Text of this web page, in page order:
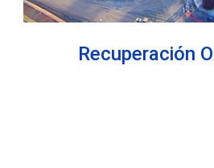
Recuperación